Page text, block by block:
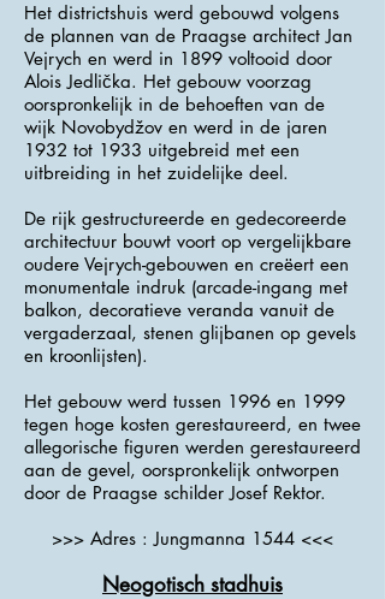
Het districtshuis werd gebouwd volgens
de plannen van de Praagse architect Jan
Vejrych en werd in 1899 voltooid door
Alois Jedlička. Het gebouw voorzag
oorspronkelijk in de behoeften van de
wijk Novobydžov en werd in de jaren
1932 tot 1933 uitgebreid met een
uitbreiding in het zuidelijke deel.
De rijk gestructureerde en gedecoreerde
architectuur bouwt voort op vergelijkbare
oudere Vejrych-gebouwen en creëert een
monumentale indruk (arcade-ingang met
balkon, decoratieve veranda vanuit de
vergaderzaal, stenen glijbanen op gevels
en kroonlijsten).
Het gebouw werd tussen 1996 en 1999
tegen hoge kosten gerestaureerd, en twee
allegorische figuren werden gerestaureerd
aan de gevel, oorspronkelijk ontworpen
door de Praagse schilder Josef Rektor.
>>> Adres : Jungmanna 1544 <<<
Neogotisch stadhuis